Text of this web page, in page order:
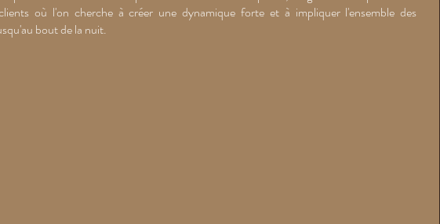
où l'on cherche à créer une dynamique forte et à impliquer l'ensemble des
bout de la nuit.